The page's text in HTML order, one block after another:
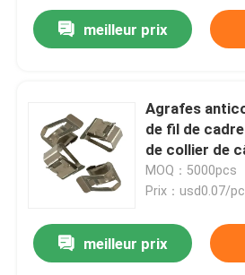
meilleur prix
Agrafes
de fil de
de collier de
picovolte
MOQ：5000pcs
Prix：usd0.07/
meilleur prix